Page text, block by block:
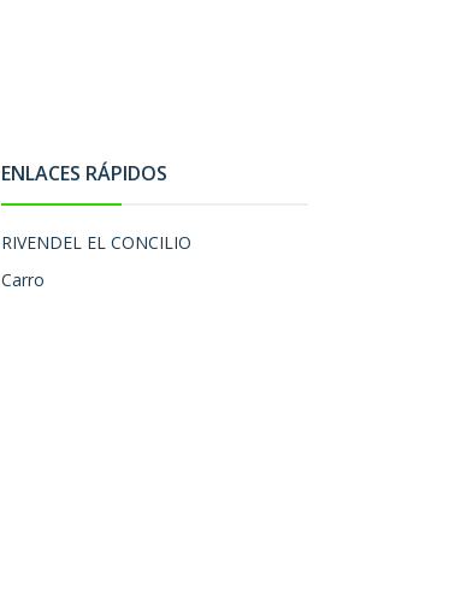
ENLACES RÁPIDOS
RIVENDEL EL CONCILIO
Carro